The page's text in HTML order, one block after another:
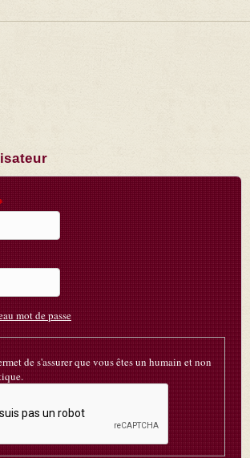
mot de passe
de s'assurer que vous êtes un humain et non